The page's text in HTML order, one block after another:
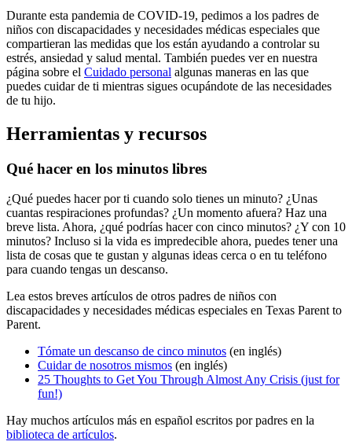
Durante esta pandemia de COVID-19, pedimos a los padres de
niños con discapacidades y necesidades médicas especiales que
compartieran las medidas que los están ayudando a controlar su
estrés, ansiedad y salud mental. También puedes ver en nuestra
página sobre el Cuidado personal algunas maneras en las que
puedes cuidar de ti mientras sigues ocupándote de las necesidades
de tu hijo.
Herramientas y recursos
Qué hacer en los minutos libres
¿Qué puedes hacer por ti cuando solo tienes un minuto? ¿Unas
cuantas respiraciones profundas? ¿Un momento afuera? Haz una
breve lista. Ahora, ¿qué podrías hacer con cinco minutos? ¿Y con 10
minutos? Incluso si la vida es impredecible ahora, puedes tener una
lista de cosas que te gustan y algunas ideas cerca o en tu teléfono
para cuando tengas un descanso.
Lea estos breves artículos de otros padres de niños con
discapacidades y necesidades médicas especiales en Texas Parent to
Parent.
Tómate un descanso de cinco minutos (en inglés)
Cuidar de nosotros mismos (en inglés)
25 Thoughts to Get You Through Almost Any Crisis (just for
fun!)
Hay muchos artículos más en español escritos por padres en la
biblioteca de artículos.